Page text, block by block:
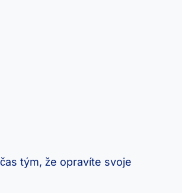
tým,⁢ že opravíte svoje